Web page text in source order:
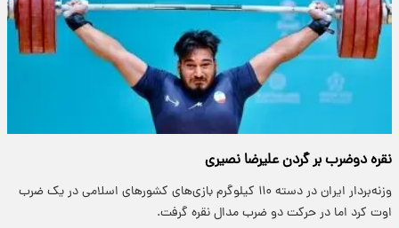
نقره دوضرب بر گردن علیرضا نصیری
وزنه‌بردار ایران در دسته ۱۱۰ کیلوگرم بازی‌های کشورهای اسلامی در یک ضرب
اوت کرد اما در حرکت دو ضرب مدال نقره گرفت.